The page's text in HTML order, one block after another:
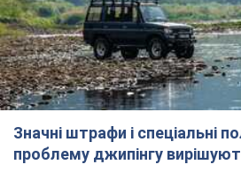
Значні штрафи і спеціальні
проблему джипінгу